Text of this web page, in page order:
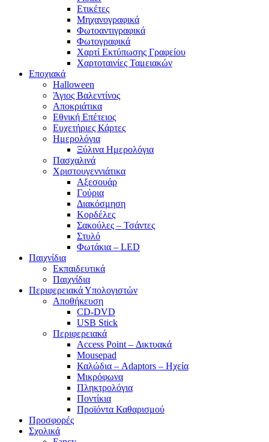
Ετικέτες
Μηχανογραφικά
Φωτοαντιγραφικά
Φωτογραφικά
Χαρτί Εκτύπωσης Γραφείου
Χαρτοταινίες Ταμειακών
Εποχιακά
Halloween
Άγιος Βαλεντίνος
Αποκριάτικα
Εθνική Επέτειος
Ευχετήριες Κάρτες
Ημερολόγια
Ξύλινα Ημερολόγια
Πασχαλινά
Χριστουγεννιάτικα
Αξεσουάρ
Γούρια
Διακόσμηση
Κορδέλες
Σακούλες – Τσάντες
Στυλό
Φωτάκια – LED
Παιχνίδια
Εκπαιδευτικά
Παιχνίδια
Περιφερειακά Υπολογιστών
Αποθήκευση
CD-DVD
USB Stick
Περιφερειακά
Access Point – Δικτυακά
Mousepad
Καλώδια – Adaptors – Ηχεία
Μικρόφωνα
Πληκτρολόγια
Ποντίκια
Προϊόντα Καθαρισμού
Προσφορές
Σχολικά